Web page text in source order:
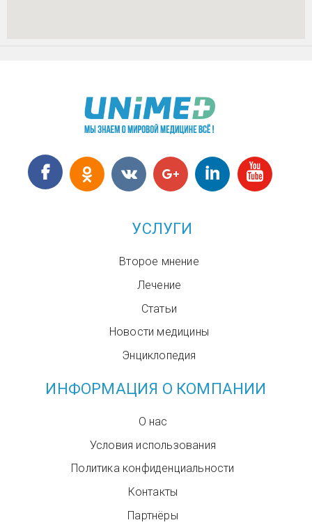
УСЛУГИ
Второе мнение
Лечение
Статьи
Новости медицины
Энциклопедия
ИНФОРМАЦИЯ О КОМПАНИИ
О нас
Условия использования
Политика конфиденциальности
Контакты
Партнёры